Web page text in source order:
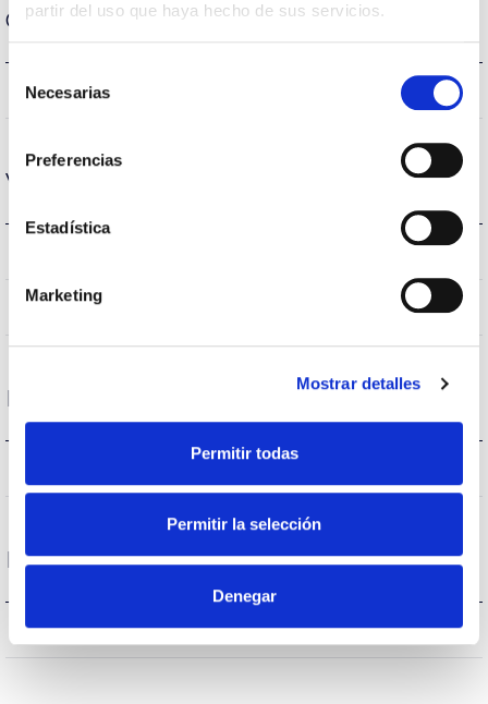
partir del uso que haya hecho de sus servicios.
Necesarias
Preferencias
Estadística
Marketing
Mostrar detalles
Permitir todas
Permitir la selección
Denegar
Carcaça e Acabamento
Índice de estanqueidade IP IP65
Vida
Proteções
Dados gerais
Isolamento elétrico CCIII